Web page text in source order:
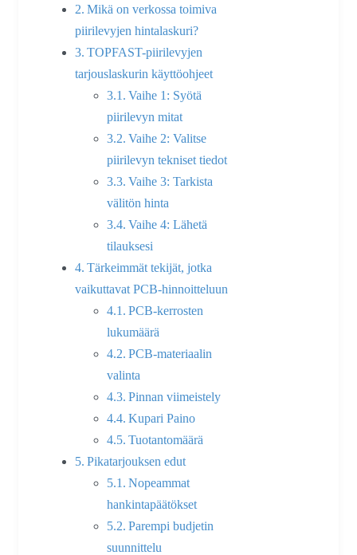
Mikä on verkossa toimiva
piirilevyjen hintalaskuri?
TOPFAST-piirilevyjen
tarjouslaskurin käyttöohjeet
Vaihe 1: Syötä
piirilevyn mitat
Vaihe 2: Valitse
piirilevyn tekniset tiedot
Vaihe 3: Tarkista
välitön hinta
Vaihe 4: Lähetä
tilauksesi
Tärkeimmät tekijät, jotka
vaikuttavat PCB-hinnoitteluun
PCB-kerrosten
lukumäärä
PCB-materiaalin
valinta
Pinnan viimeistely
Kupari Paino
Tuotantomäärä
Pikatarjouksen edut
Nopeammat
hankintapäätökset
Parempi budjetin
suunnittelu